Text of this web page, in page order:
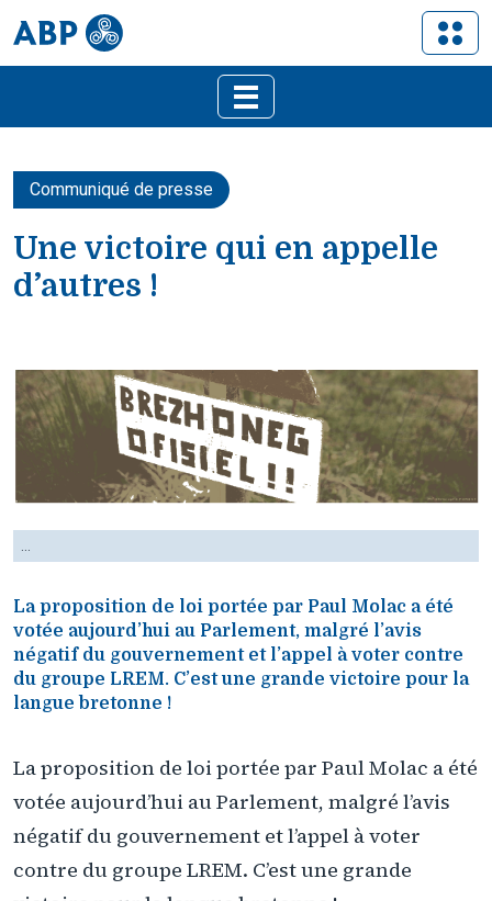
Communiqué de presse
Une victoire qui en appelle
d’autres !
...
La proposition de loi portée par Paul Molac a été
votée aujourd’hui au Parlement, malgré l’avis
négatif du gouvernement et l’appel à voter contre
du groupe LREM. C’est une grande victoire pour la
langue bretonne !
La proposition de loi portée par Paul Molac a été
votée aujourd’hui au Parlement, malgré l’avis
négatif du gouvernement et l’appel à voter
contre du groupe LREM. C’est une grande